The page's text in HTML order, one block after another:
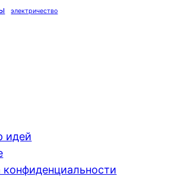
электричество
идей
конфиденциальности